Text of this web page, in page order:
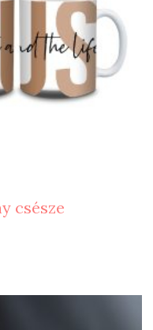
csésze